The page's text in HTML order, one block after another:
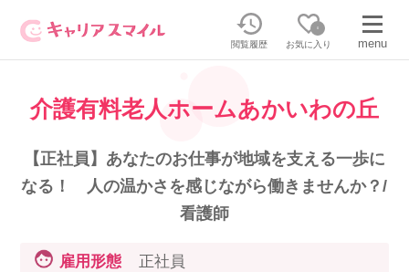
閲覧履歴
0
お気に入り menu
無料相談・お問い合わせはこちら
無料転職相談・お問い合わせの内容を
選択してください
正社員・パートの求人を探す
介護有料老人ホームあかいわの丘
【正社員】あなたのお仕事が地域を支える一歩に
なる！ 人の温かさを感じながら働きませんか？/
看護師
雇用形態 正社員